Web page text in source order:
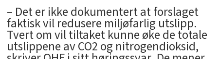
– Det er ikke dokumentert at forslaget
faktisk vil redusere miljøfarlig utslipp.
Tvert om vil tiltaket kunne øke de totale
utslippene av CO2 og nitrogendioksid,